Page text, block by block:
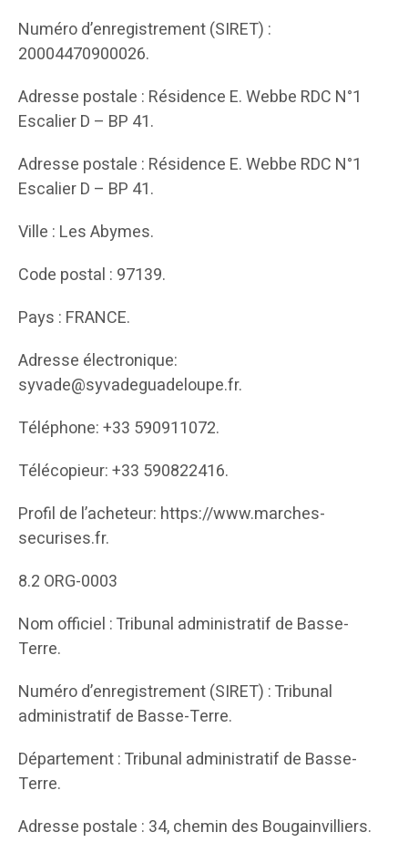
Numéro d’enregistrement (SIRET) :
20004470900026.
Adresse postale : Résidence E. Webbe RDC N°1
Escalier D – BP 41.
Adresse postale : Résidence E. Webbe RDC N°1
Escalier D – BP 41.
Ville : Les Abymes.
Code postal : 97139.
Pays : FRANCE.
Adresse électronique:
syvade@syvadeguadeloupe.fr.
Téléphone: +33 590911072.
Télécopieur: +33 590822416.
Profil de l’acheteur: https://www.marches-
securises.fr.
8.2 ORG-0003
Nom officiel : Tribunal administratif de Basse-
Terre.
Numéro d’enregistrement (SIRET) : Tribunal
administratif de Basse-Terre.
Département : Tribunal administratif de Basse-
Terre.
Adresse postale : 34, chemin des Bougainvilliers.